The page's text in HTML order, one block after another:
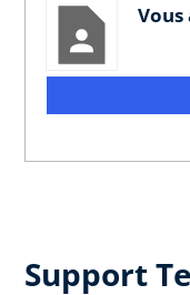
Vous
Support